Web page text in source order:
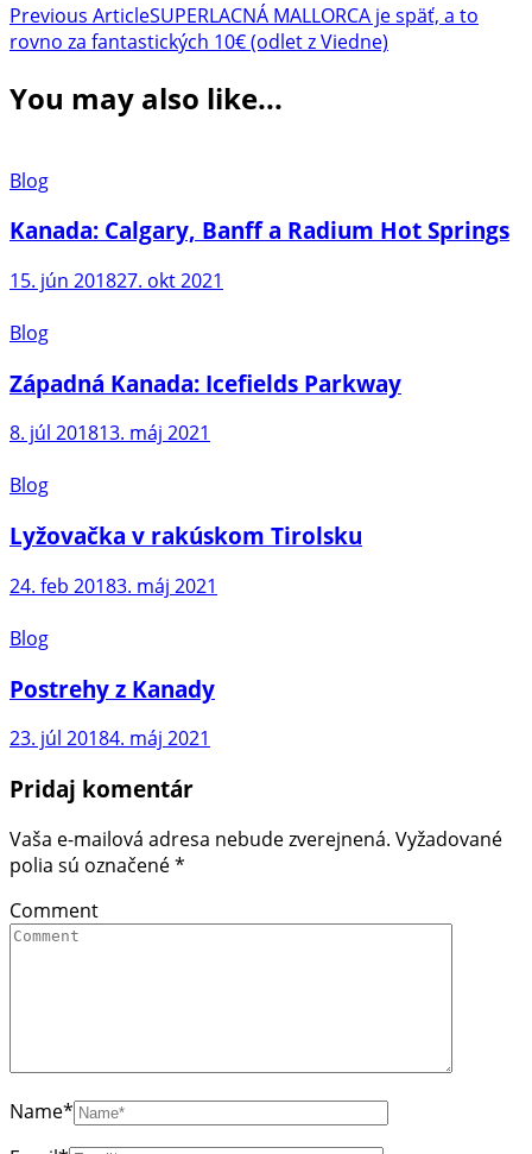
Previous ArticleSUPERLACNÁ MALLORCA je späť, a to
rovno za fantastických 10€ (odlet z Viedne)
You may also like...
Blog
Kanada: Calgary, Banff a Radium Hot Springs
15. jún 201827. okt 2021
Blog
Západná Kanada: Icefields Parkway
8. júl 201813. máj 2021
Blog
Lyžovačka v rakúskom Tirolsku
24. feb 20183. máj 2021
Blog
Postrehy z Kanady
23. júl 20184. máj 2021
Pridaj komentár
Vaša e-mailová adresa nebude zverejnená. Vyžadované
polia sú označené*
Comment
Name*